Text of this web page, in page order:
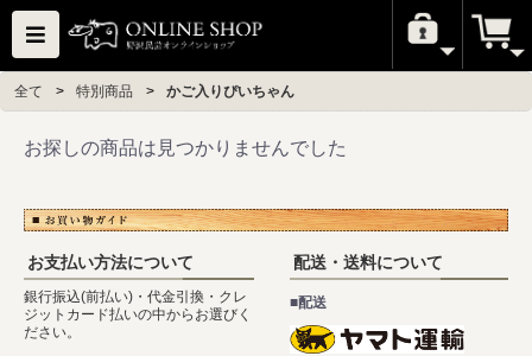
全て > 特別商品 > かご入りぴいちゃん
お探しの商品は見つかりませんでした
お支払い方法について
銀行振込(前払い)・代金引換・クレ
ジットカード払いの中からお選びく
ださい。
配送・送料について
■配送